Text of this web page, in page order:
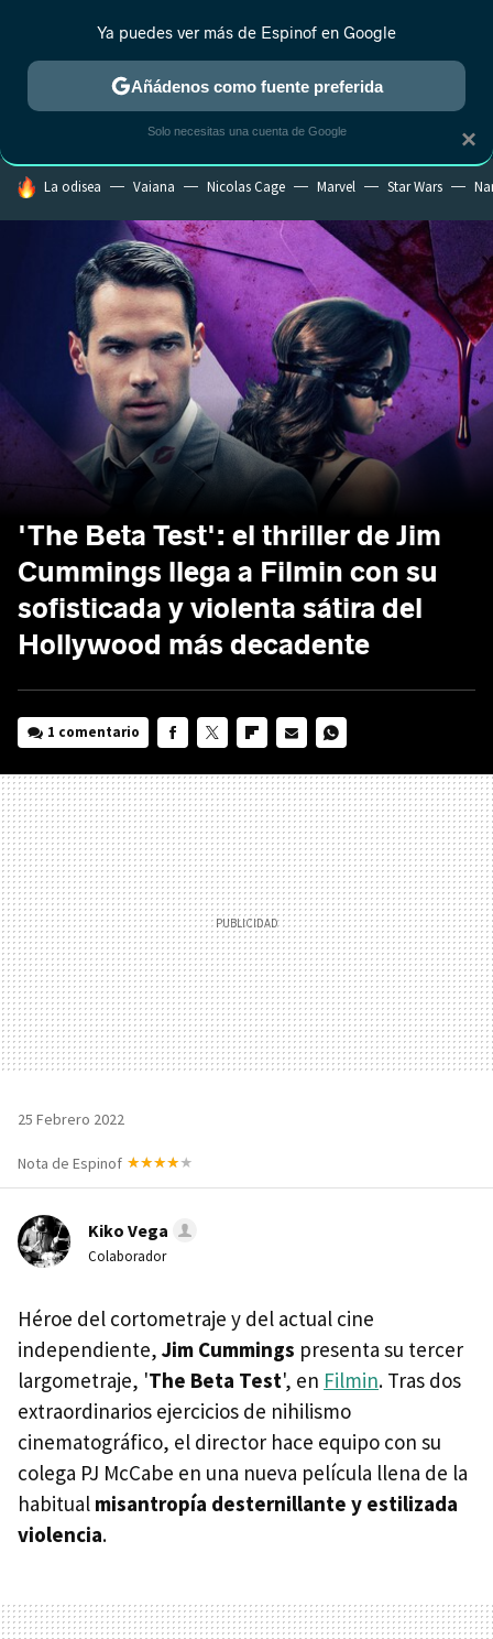
ESTRENOS REALITY ANIME RANKINGS CINE
HOY SE HABLA DE
La odisea Vaiana Nicolas Cage Marvel Star Wars
'The Beta Test': el thriller de Jim
Cummings llega a Filmin con su
sofisticada y violenta sátira del
Hollywood más decadente
1 comentario
MAIL
25 Febrero 2022
Nota de Espinof
Kiko Vega
Colaborador
Héroe del cortometraje y del actual cine
independiente, Jim Cummings presenta su tercer
largometraje, 'The Beta Test', en Filmin. Tras dos
extraordinarios ejercicios de nihilismo
cinematográfico, el director hace equipo con su
colega PJ McCabe en una nueva película llena de la
habitual misantropía desternillante y estilizada
violencia.
×
Ya puedes ver más de Espinof en Google
Añádenos como fuente preferida
Solo necesitas una cuenta de Google